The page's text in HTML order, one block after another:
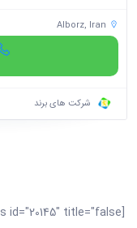
Alborz, Iran
شرکت های برند
[wpforms id="20145" title="false"]